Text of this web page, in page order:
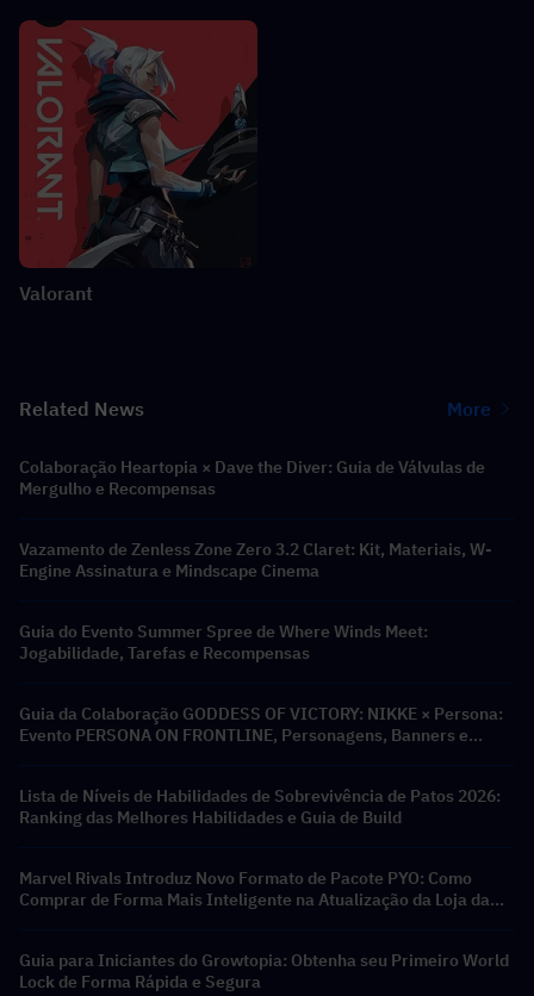
Valorant
Related News More
Colaboração Heartopia × Dave the Diver: Guia de Válvulas de
Mergulho e Recompensas
Vazamento de Zenless Zone Zero 3.2 Claret: Kit, Materiais, W-
Engine Assinatura e Mindscape Cinema
Guia do Evento Summer Spree de Where Winds Meet:
Jogabilidade, Tarefas e Recompensas
Guia da Colaboração GODDESS OF VICTORY: NIKKE × Persona:
Evento PERSONA ON FRONTLINE, Personagens, Banners e
Lista de Níveis de Habilidades de Sobrevivência de Patos 2026:
Ranking das Melhores Habilidades e Guia de Build
Marvel Rivals Introduz Novo Formato de Pacote PYO: Como
Comprar de Forma Mais Inteligente na Atualização da Loja da
Guia para Iniciantes do Growtopia: Obtenha seu Primeiro World
Lock de Forma Rápida e Segura